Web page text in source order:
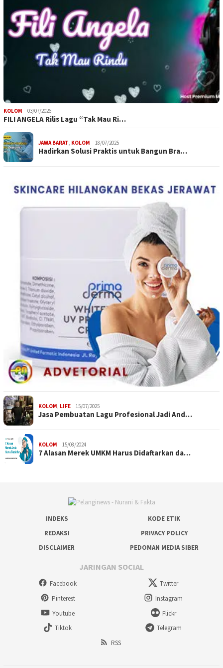
KOLOM 03/07/2026
FILI ANGELA Rilis Lagu “Tak Mau Ri…
JAWA BARAT, KOLOM 18/07/2025
Hadirkan Solusi Praktis untuk Bangun Bra…
KOLOM, LIFE 15/07/2025
Jasa Pembuatan Lagu Profesional Jadi And…
KOLOM 15/08/2024
7 Alasan Merek UMKM Harus Didaftarkan da…
INDEKS
KODE ETIK
REDAKSI
PRIVACY POLICY
DISCLAIMER
PEDOMAN MEDIA SIBER
JARINGAN SOCIAL
Facebook
Twitter
Pinterest
Instagram
Youtube
Flickr
Tiktok
Telegram
RSS